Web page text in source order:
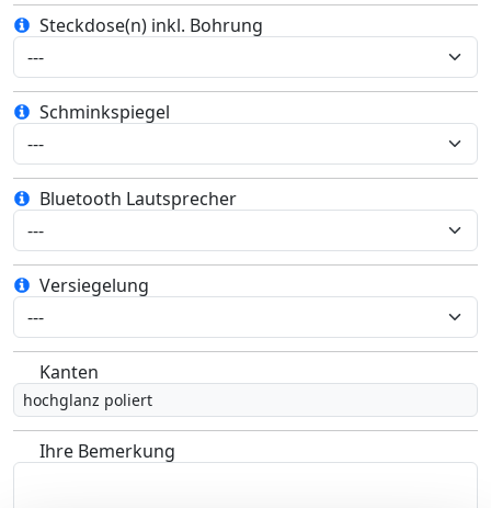
Steckdose(n) inkl. Bohrung
Schminkspiegel
Bluetooth Lautsprecher
Versiegelung
Kanten
hochglanz poliert
Ihre Bemerkung